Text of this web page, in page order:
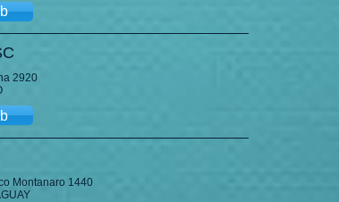
2920
Montanaro 1440